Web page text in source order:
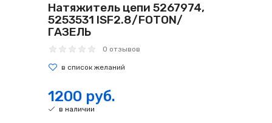
Натяжитель цепи 5267974,
5253531 ISF2.8/FOTON/
ГАЗЕЛЬ
0 отзывов
1200 руб.
в наличии